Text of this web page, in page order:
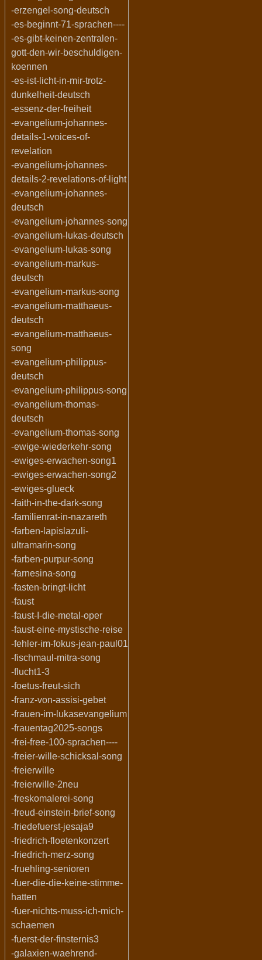
-erzengel-song-deutsch
-es-beginnt-71-sprachen----
-es-gibt-keinen-zentralen-
gott-den-wir-beschuldigen-
koennen
-es-ist-licht-in-mir-trotz-
dunkelheit-deutsch
-essenz-der-freiheit
-evangelium-johannes-
details-1-voices-of-
revelation
-evangelium-johannes-
details-2-revelations-of-light
-evangelium-johannes-
deutsch
-evangelium-johannes-song
-evangelium-lukas-deutsch
-evangelium-lukas-song
-evangelium-markus-
deutsch
-evangelium-markus-song
-evangelium-matthaeus-
deutsch
-evangelium-matthaeus-
song
-evangelium-philippus-
deutsch
-evangelium-philippus-song
-evangelium-thomas-
deutsch
-evangelium-thomas-song
-ewige-wiederkehr-song
-ewiges-erwachen-song1
-ewiges-erwachen-song2
-ewiges-glueck
-faith-in-the-dark-song
-familienrat-in-nazareth
-farben-lapislazuli-
ultramarin-song
-farben-purpur-song
-farnesina-song
-fasten-bringt-licht
-faust
-faust-I-die-metal-oper
-faust-eine-mystische-reise
-fehler-im-fokus-jean-paul01
-fischmaul-mitra-song
-flucht1-3
-foetus-freut-sich
-franz-von-assisi-gebet
-frauen-im-lukasevangelium
-frauentag2025-songs
-frei-free-100-sprachen----
-freier-wille-schicksal-song
-freierwille
-freierwille-2neu
-freskomalerei-song
-freud-einstein-brief-song
-friedefuerst-jesaja9
-friedrich-floetenkonzert
-friedrich-merz-song
-fruehling-senioren
-fuer-die-die-keine-stimme-
hatten
-fuer-nichts-muss-ich-mich-
schaemen
-fuerst-der-finsternis3
-galaxien-waehrend-